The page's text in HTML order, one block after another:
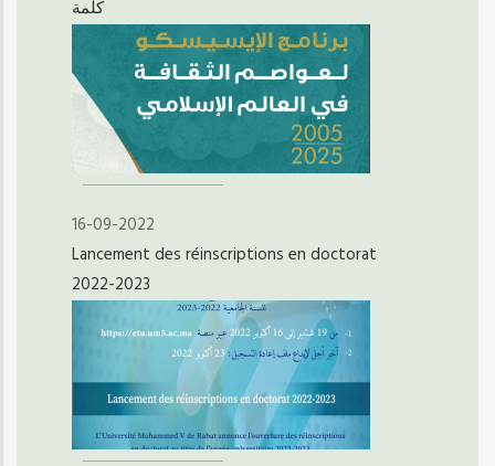
كلمة
16-09-2022
Lancement des réinscriptions en doctorat
2022-2023